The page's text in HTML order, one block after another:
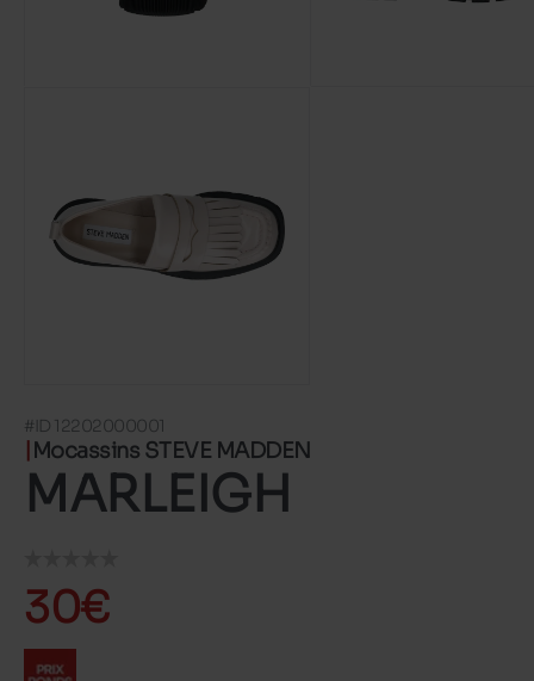
#ID 12202000001
Mocassins STEVE MADDEN
MARLEIGH
30€